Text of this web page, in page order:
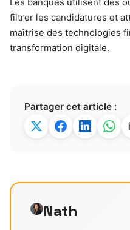
filtrer les candidatures et
maîtrise des technologies
transformation digitale.
Partager cet article :
Nath